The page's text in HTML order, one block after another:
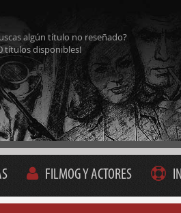
algún título no reseñado?
títulos disponibles!
FILMOG Y ACTORES